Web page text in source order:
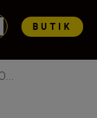
BUTIK